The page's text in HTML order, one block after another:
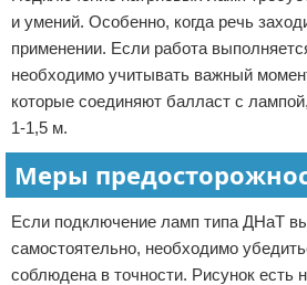
и умений. Особенно, когда речь
применении. Если работа
необходимо учитывать важный
которые соединяют балласт с
1-1,5 м.
Меры
Если подключение ламп типа ДНаТ
самостоятельно, необходимо
соблюдена в точности. Рисунок есть